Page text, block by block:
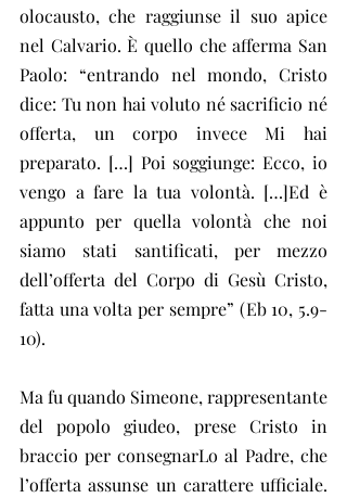
olocausto, che raggiunse il suo apice
nel Calvario. È quello che afferma San
Paolo: “entrando nel mondo, Cristo
dice: Tu non hai voluto né sacrificio né
offerta, un corpo invece Mi hai
preparato. […] Poi soggiunge: Ecco, io
vengo a fare la tua volontà. […]Ed è
appunto per quella volontà che noi
siamo stati santificati, per mezzo
dell’offerta del Corpo di Gesù Cristo,
fatta una volta per sempre” (Eb 10, 5.9-
10).
Ma fu quando Simeone, rappresentante
del popolo giudeo, prese Cristo in
braccio per consegnarLo al Padre, che
l’offerta assunse un carattere ufficiale.